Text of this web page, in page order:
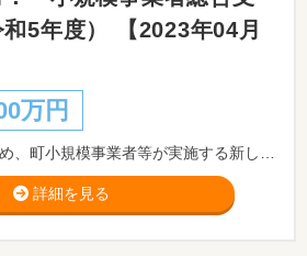
5年度） 【2023年04月
万円
詳細を見る